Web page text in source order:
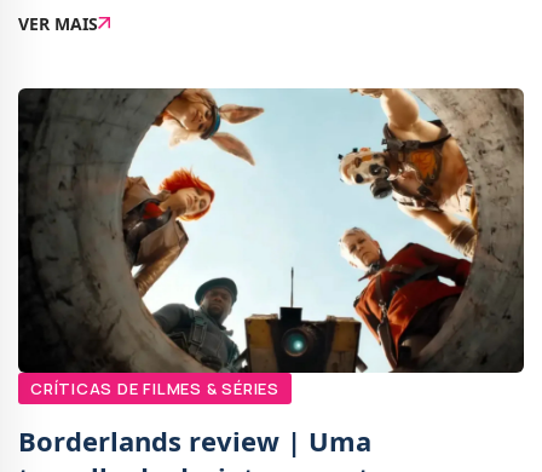
confirmada para os cinemas em 19 de Dezem
VER MAIS
CRÍTICAS DE FILMES & SÉRIES
Borderlands review | Uma